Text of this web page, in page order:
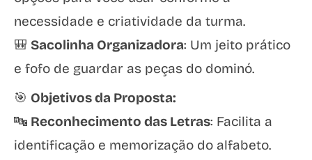
necessidade e criatividade da turma.
🎒 Sacolinha Organizadora: Um jeito prático
e fofo de guardar as peças do dominó.
🎯 Objetivos da Proposta:
🔤 Reconhecimento das Letras: Facilita a
identificação e memorização do alfabeto.